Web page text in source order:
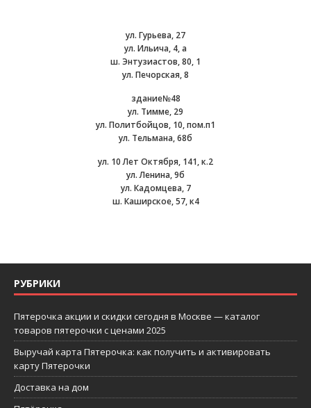
ул. Гурьева, 27
ул. Ильича, 4, а
ш. Энтузиастов, 80, 1
ул. Печорская, 8
здание№48
ул. Тимме, 29
ул. Политбойцов, 10, пом.п1
ул. Тельмана, 68б
ул. 10 Лет Октября, 141, к.2
ул. Ленина, 9б
ул. Кадомцева, 7
ш. Каширское, 57, к4
РУБРИКИ
Пятерочка акции и скидки сегодня в Москве — каталог
товаров пятерочки с ценами 2025
Выручай карта Пятерочка: как получить и активировать
карту Пятерочки
Доставка на дом